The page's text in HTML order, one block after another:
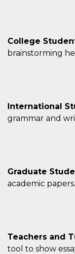
College
brainstorming
International
grammar and
Graduate
academic papers.
Teachers and
tool to show